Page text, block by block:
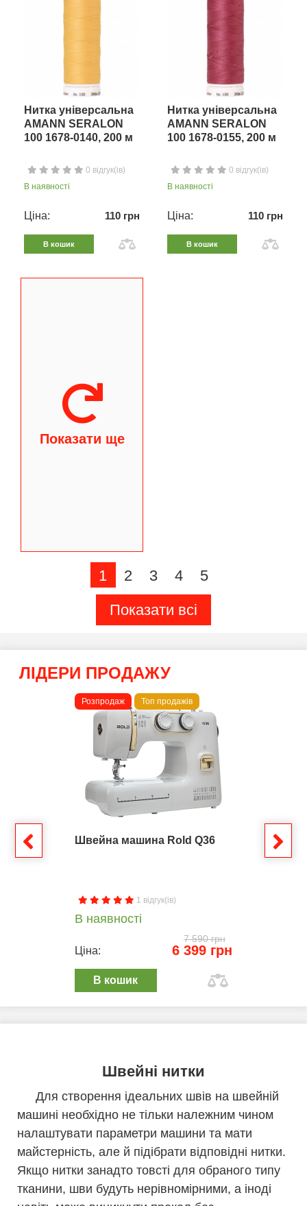
Нитка універсальна
AMANN SERALON
100 1678-0140, 200 м
0 відгук(ів)
В наявності
Ціна: 110 грн
В кошик
Нитка універсальна
AMANN SERALON
100 1678-0155, 200 м
0 відгук(ів)
В наявності
Ціна: 110 грн
В кошик
Показати ще
1 2 3 4
5
Показати всі
ЛІДЕРИ ПРОДАЖУ
Розпродаж Топ продажів
Швейна машина Rold Q36
1 відгук(ів)
В наявності
7 590 грн
Ціна: 6 399 грн
В кошик
Швейні нитки
Для створення ідеальних швів на швейній
машині необхідно не тільки належним чином
налаштувати параметри машини та мати
майстерність, але й підібрати відповідні нитки.
Якщо нитки занадто товсті для обраного типу
тканини, шви будуть нерівномірними, а іноді